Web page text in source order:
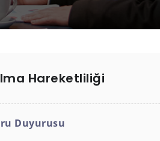
Hareketliliği
Duyurusu